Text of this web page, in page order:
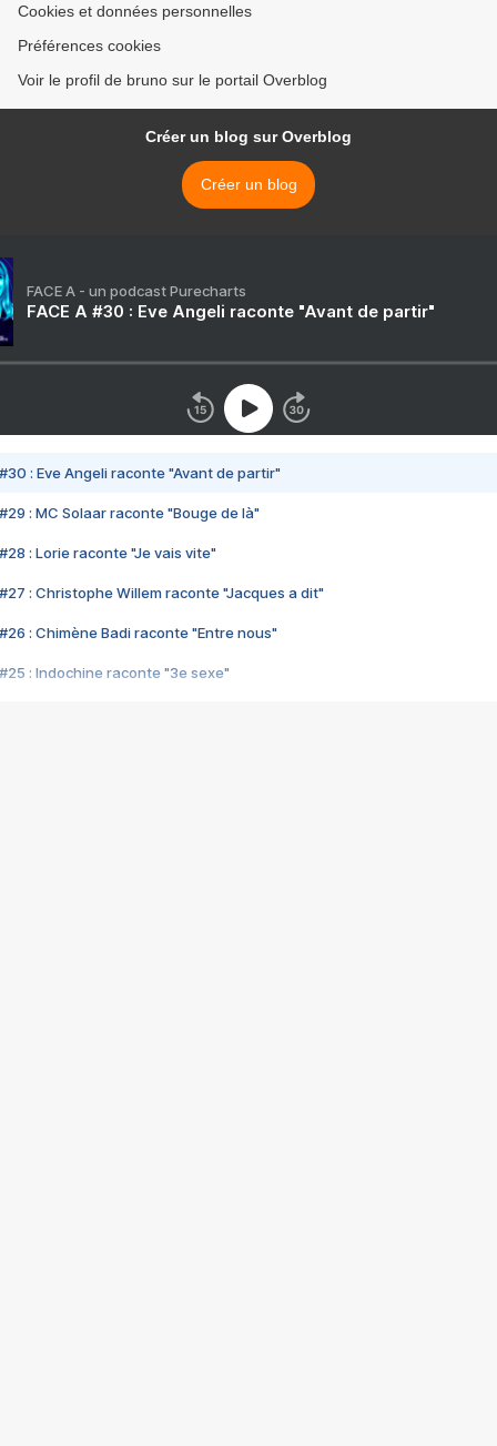
Cookies et données personnelles
Préférences cookies
Voir le profil de bruno sur le portail Overblog
Créer un blog sur Overblog
Créer un blog
FACE A - un podcast Purecharts
FACE A #30 : Eve Angeli raconte "Avant de partir"
#30 : Eve Angeli raconte "Avant de partir"
#29 : MC Solaar raconte "Bouge de là"
#28 : Lorie raconte "Je vais vite"
#27 : Christophe Willem raconte "Jacques a dit"
#26 : Chimène Badi raconte "Entre nous"
#25 : Indochine raconte "3e sexe"